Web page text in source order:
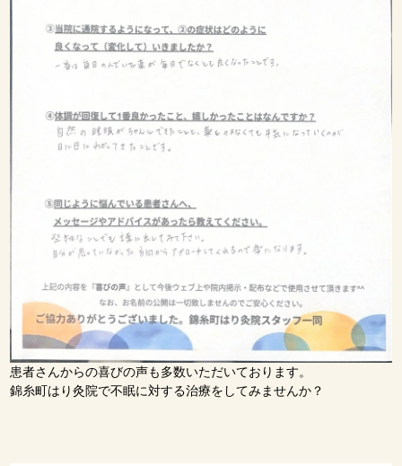
患者さんからの喜びの声も多数いただいております。
錦糸町はり灸院で不眠に対する治療をしてみませんか？